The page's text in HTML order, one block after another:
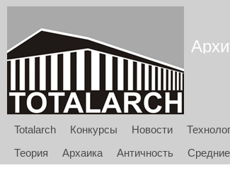
Totalarch Конкурсы Новости
Теория
Архаика Античность